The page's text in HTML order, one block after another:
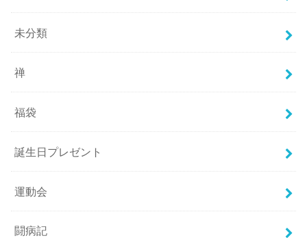
未分類
禅
福袋
誕生日プレゼント
運動会
闘病記